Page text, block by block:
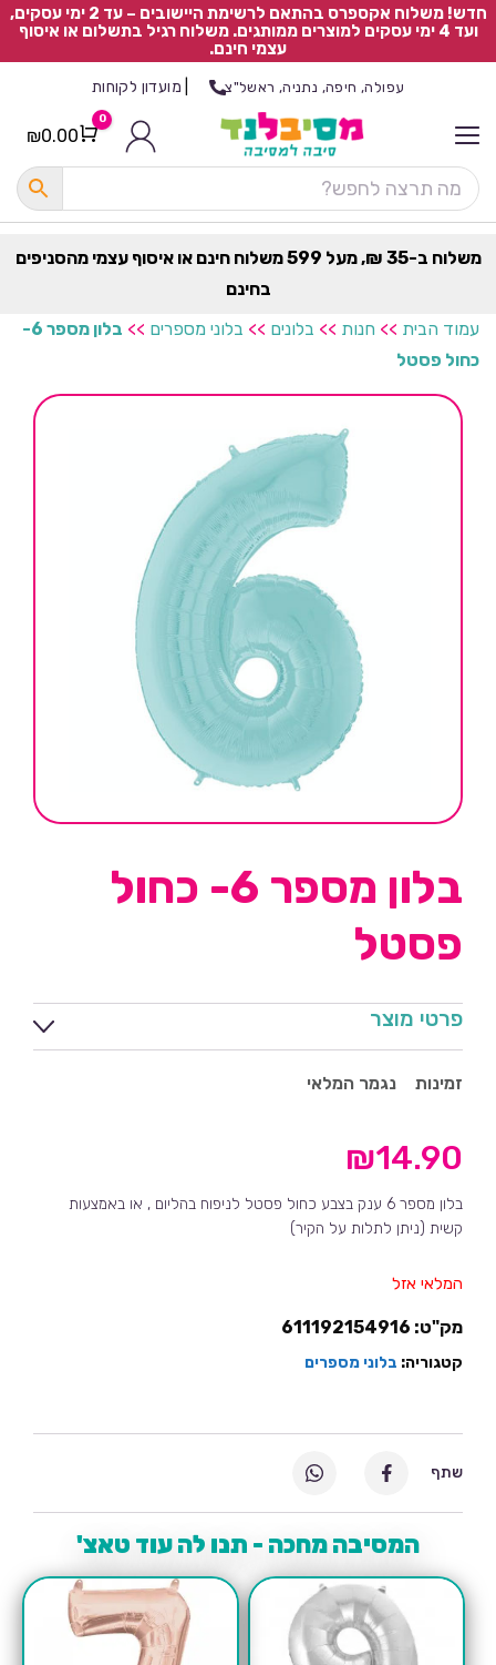
חדש! משלוח אקספרס בהתאם לרשימת היישובים – עד 2 ימי עסקים,
ועד 4 ימי עסקים למוצרים ממותגים. משלוח רגיל בתשלום או איסוף
עצמי חינם.
עפולה, חיפה, נתניה, ראשל"צ מועדון לקוחות
Cart
0
₪0.00
משלוח ב-35 ₪, מעל 599 משלוח חינם או איסוף עצמי מהסניפים
בחינם
עמוד הבית >> חנות >> בלונים >> בלוני מספרים >>
בלון מספר 6-
כחול פסטל
בלון מספר 6- כחול
פסטל
פרטי מוצר
זמינות נגמר המלאי
₪14.90
בלון מספר 6 ענק בצבע כחול פסטל לניפוח בהליום , או באמצעות
קשית (ניתן לתלות על הקיר)
המלאי אזל
מק"ט: 611192154916
קטגוריה: בלוני מספרים
המסיבה מחכה - תנו לה עוד טאצ'
שתף